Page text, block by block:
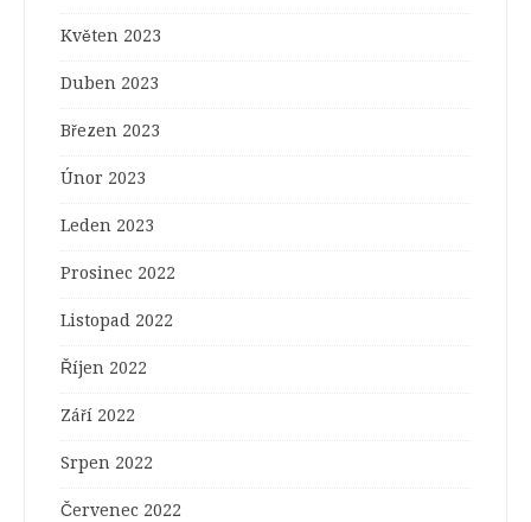
Květen 2023
Duben 2023
Březen 2023
Únor 2023
Leden 2023
Prosinec 2022
Listopad 2022
Říjen 2022
Září 2022
Srpen 2022
Červenec 2022